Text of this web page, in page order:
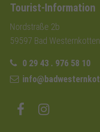
Tourist-Information
Nordstraße 2b
59597 Bad Westernkotten
0 29 43 . 976 58 10